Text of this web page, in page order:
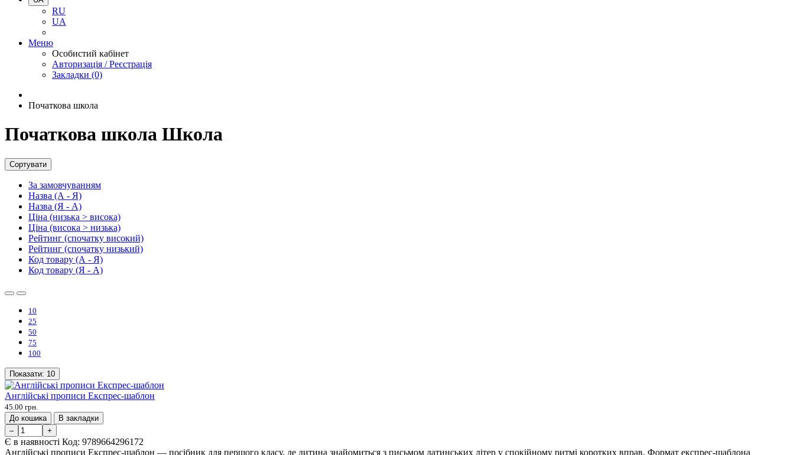
RU
UA
Меню
Особистий кабінет
Авторизація / Реєстрація
Закладки (0)
Початкова школа
Початкова школа Школа
Сортувати
За замовчуванням
Назва (А - Я)
Назва (Я - А)
Ціна (низька > висока)
Ціна (висока > низька)
Рейтинг (спочатку високий)
Рейтинг (спочатку низький)
Код товару (А - Я)
Код товару (Я - А)
10
25
50
75
100
Показати: 10
Англійські прописи Експрес-шаблон
45.00 грн.
До кошика
В закладки
–
+
Є в наявності Код: 9789664296172
Англійські прописи Експрес-шаблон — посібник для першого класу, де дитина знайомиться з письмом латинських літер у спокійному ритмі коротких вправ. Формат експрес-шаблона